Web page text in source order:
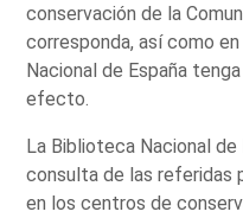
conservación de la
corresponda, así como
Nacional de España
efecto.
La Biblioteca Nacional
consulta de las referidas
en los centros de